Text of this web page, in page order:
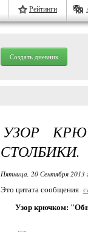
Рейтинги
Создать дневник
УЗОР
СТОЛБИКИ.
Пятница, 20 Сентября 2013
Это цитата сообщения
Узор крючком: